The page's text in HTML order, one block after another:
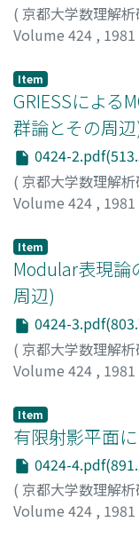
( 京都大学数理解
Volume 424 , 1981
Item
GRIESSによる
群論とその周
0424-
( 京都大学数理解
Volume 424 , 1981
Item
Modular表現論
周辺)
0424-
( 京都大学数理解
Volume 424 , 1981
Item
有限射影平面
0424-
( 京都大学数理解
Volume 424 , 1981